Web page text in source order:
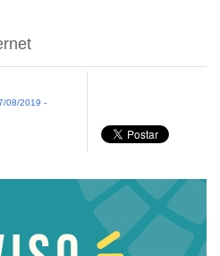
08/2019 -